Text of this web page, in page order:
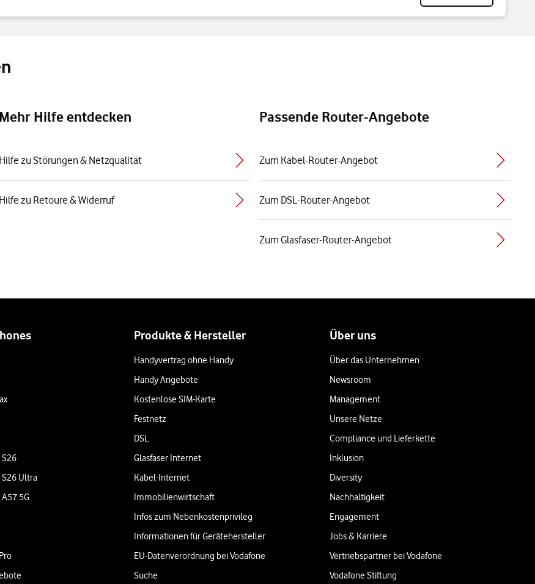
Mehr Hilfe entdecken
Hilfe zu Störungen & Netzqualität
Hilfe zu Retoure & Widerruf
Passende Router-Angebote
Zum Kabel-Router-Angebot
Zum DSL-Router-Angebot
Zum Glasfaser-Router-Angebot
S26
S26 Ultra
5G
Produkte & Hersteller
Handyvertrag ohne Handy
Handy Angebote
Kostenlose SIM-Karte
Festnetz
DSL
Glasfaser Internet
Kabel-Internet
Immobilienwirtschaft
Infos zum Nebenkostenprivileg
Informationen für Gerätehersteller
EU-Datenverordnung bei Vodafone
Suche
Über uns
Über das Unternehmen
Newsroom
Management
Unsere Netze
Compliance und Lieferkette
Inklusion
Diversity
Nachhaltigkeit
Engagement
Jobs & Karriere
Vertriebspartner bei Vodafone
Vodafone Stiftung